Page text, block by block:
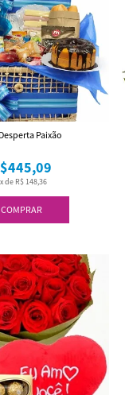
COMPRAR
de R$ 148,36
Paixão